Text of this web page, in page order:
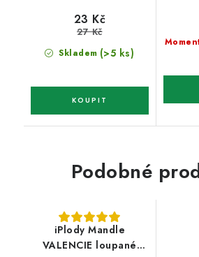
Skladem (>5 ks)
23 Kč
27 Kč
Podobné
iPlody Mandle
VALENCIE loupané